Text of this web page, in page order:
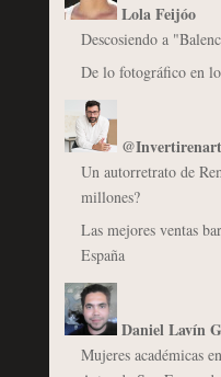
Lola Feijóo
Descosiendo a
De lo fotográfico en
Un autorretrato de
millones?
Las mejores ventas
España
Daniel Lavín
Mujeres académicas